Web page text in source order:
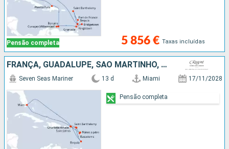
Pensão completa 5 856 € Taxas incluídas
FRANÇA, GUADALUPE, SÃO MARTINHO, ST VINCENT E GRENADINES, ESTADOS UNIDOS
Seven Seas Mariner 13 d Miami 17/11/2028
Pensão completa